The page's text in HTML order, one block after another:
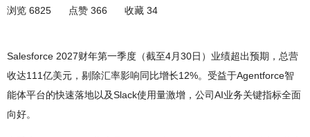
浏览 6825
点赞 366 收藏 34
Salesforce 2027财年第一季度（截至4月30日）业绩超出预期，总营
收达111亿美元，剔除汇率影响同比增长12%。受益于Agentforce智
能体平台的快速落地以及Slack使用量激增，公司AI业务关键指标全面
向好。